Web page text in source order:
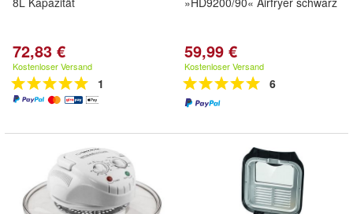
72,83 €
Kostenloser Versand
1
59,99 €
Kostenloser Versand
6